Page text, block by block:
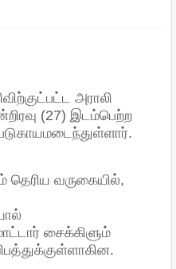
அராலி
(27) இடம்பெற்ற
தெரிய வருகையில்,
சைக்கிளும்